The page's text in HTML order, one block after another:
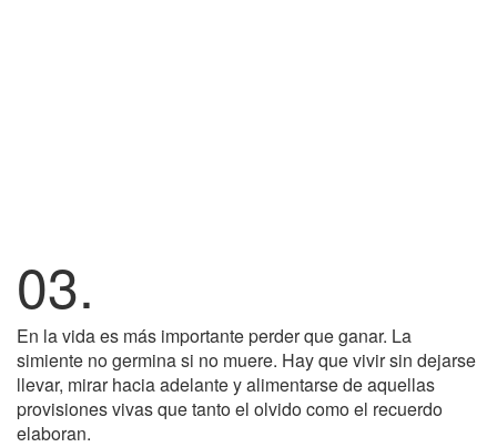
03.
En la vida es más importante perder que ganar. La
simiente no germina si no muere. Hay que vivir sin dejarse
llevar, mirar hacia adelante y alimentarse de aquellas
provisiones vivas que tanto el olvido como el recuerdo
elaboran.